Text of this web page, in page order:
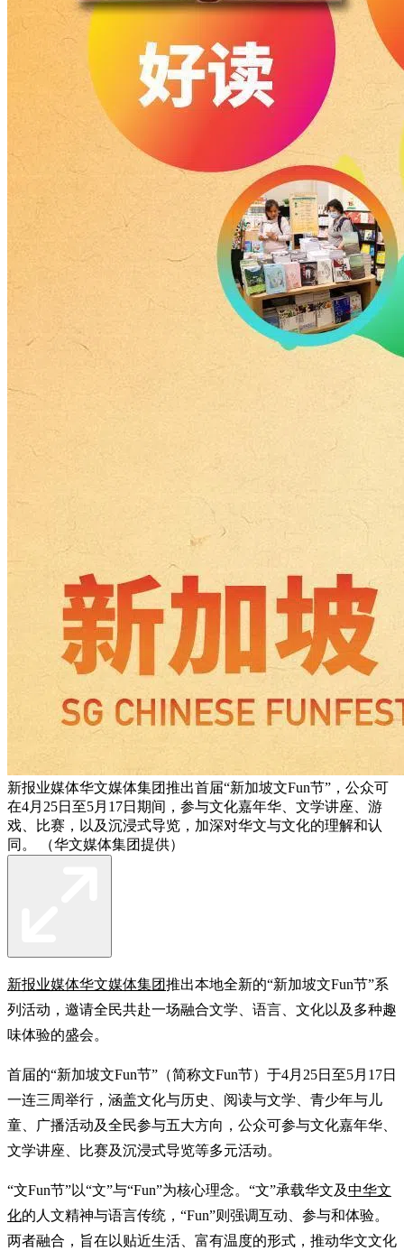
新报业媒体华文媒体集团推出首届“新加坡文Fun节”，公众可
在4月25日至5月17日期间，参与文化嘉年华、文学讲座、游
戏、比赛，以及沉浸式导览，加深对华文与文化的理解和认
同。 （华文媒体集团提供）
新报业媒体华文媒体集团推出本地全新的“新加坡文Fun节”系
列活动，邀请全民共赴一场融合文学、语言、文化以及多种趣
味体验的盛会。
首届的“新加坡文Fun节”（简称文Fun节）于4月25日至5月17日
一连三周举行，涵盖文化与历史、阅读与文学、青少年与儿
童、广播活动及全民参与五大方向，公众可参与文化嘉年华、
文学讲座、比赛及沉浸式导览等多元活动。
“文Fun节”以“文”与“Fun”为核心理念。“文”承载华文及中华文
化的人文精神与语言传统，“Fun”则强调互动、参与和体验。
两者融合，旨在以贴近生活、富有温度的形式，推动华文文化